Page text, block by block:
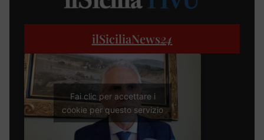
ilSiciliaNews24
Fai clic per accettare i
cookie per questo servizio